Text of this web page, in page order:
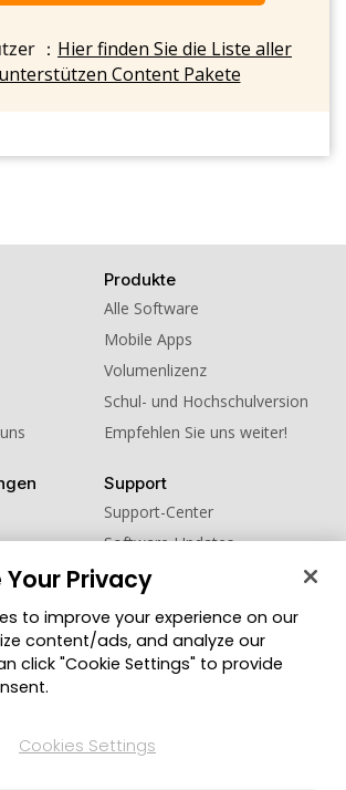
： Hier finden Sie die Liste aller
Content Pakete
Produkte
Alle Software
Mobile Apps
Volumenlizenz
Schul- und Hochschulversion
Empfehlen Sie uns weiter!
Support
Support-Center
Software-Updates
Lernen + Wissen
Region ändern
Your Privacy
to improve your experience on our
content/ads, and analyze our
click "Cookie Settings" to provide
Cookies Settings